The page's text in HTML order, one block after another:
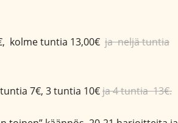
kolme tuntia 13,00€ ja neljä tuntia
7€, 3 tuntia 10€ja 4 tuntia 13€.